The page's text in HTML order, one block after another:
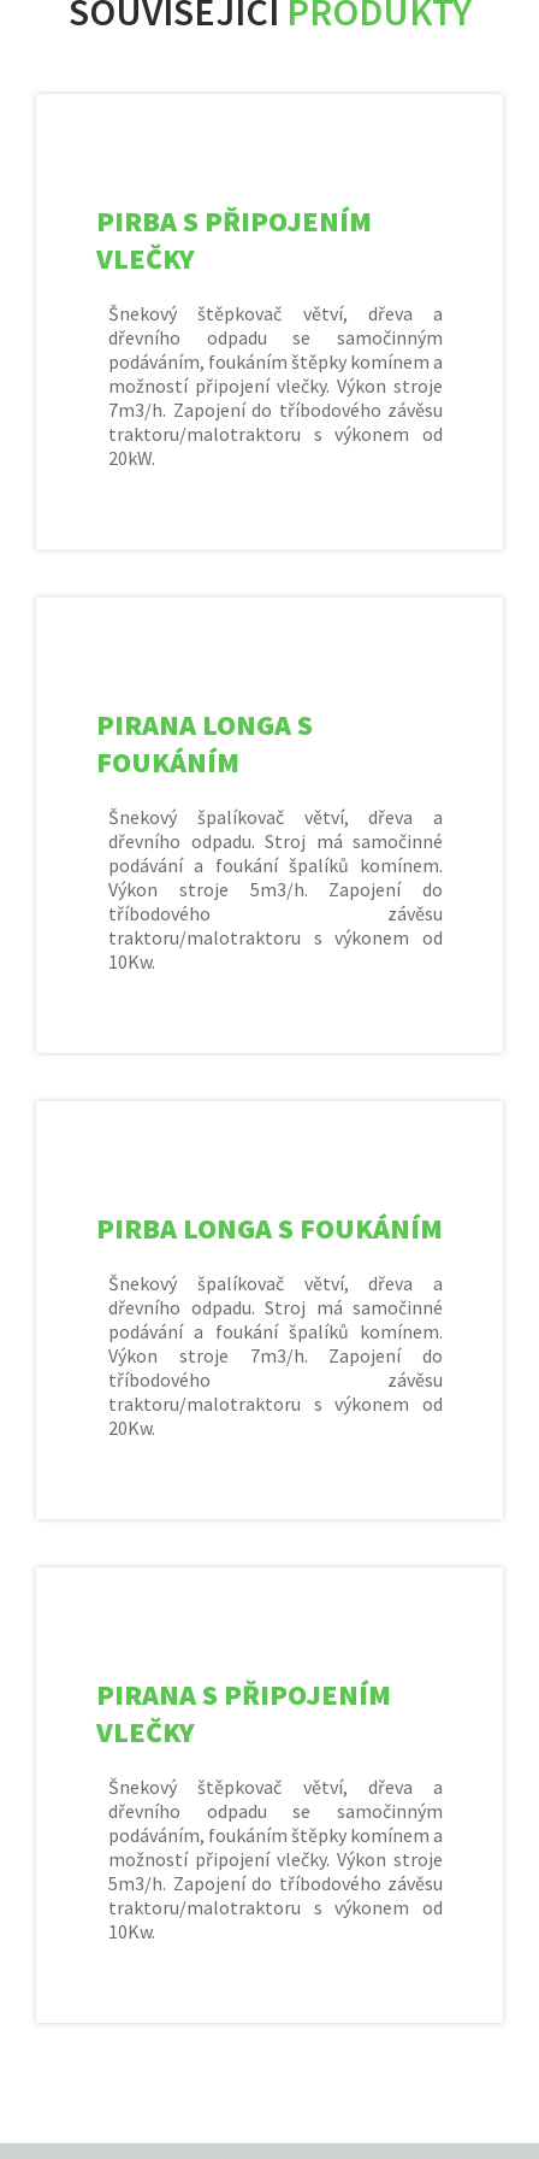
SOUVISEJÍCÍ PRODUKTY
PIRBA S PŘIPOJENÍM
VLEČKY
Šnekový štěpkovač větví, dřeva a
dřevního odpadu se samočinným
podáváním, foukáním štěpky komínem a
možností připojení vlečky. Výkon stroje
7m3/h. Zapojení do tříbodového závěsu
traktoru/malotraktoru s výkonem od
20kW.
PIRANA LONGA S
FOUKÁNÍM
Šnekový špalíkovač větví, dřeva a
dřevního odpadu. Stroj má samočinné
podávání a foukání špalíků komínem.
Výkon stroje 5m3/h. Zapojení do
tříbodového závěsu
traktoru/malotraktoru s výkonem od
10Kw.
PIRBA LONGA S FOUKÁNÍM
Šnekový špalíkovač větví, dřeva a
dřevního odpadu. Stroj má samočinné
podávání a foukání špalíků komínem.
Výkon stroje 7m3/h. Zapojení do
tříbodového závěsu
traktoru/malotraktoru s výkonem od
20Kw.
PIRANA S PŘIPOJENÍM
VLEČKY
Šnekový štěpkovač větví, dřeva a
dřevního odpadu se samočinným
podáváním, foukáním štěpky komínem a
možností připojení vlečky. Výkon stroje
5m3/h. Zapojení do tříbodového závěsu
traktoru/malotraktoru s výkonem od
10Kw.